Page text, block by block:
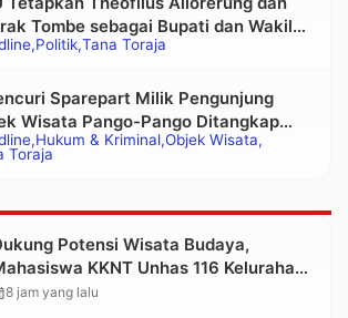
Politik Tana Toraja
Tombe sebagai Bupati dan Wakil
Tana Toraja Terpilih
Hukum & Kriminal Objek Wisata
Toraja
Sparepart Milik Pengunjung
Wisata Pango-Pango Ditangkap
Potensi Wisata Budaya,
KKNT Unhas 116 Kelurahan
Utara Pasang Papan
8 jam yang lalu